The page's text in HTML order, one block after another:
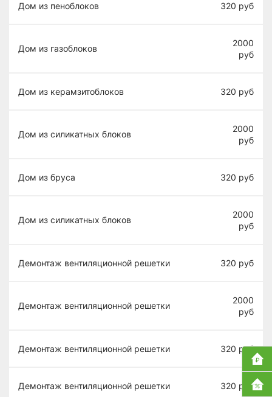
Дом из пеноблоков 320 руб
Дом из газоблоков
2000
руб
Дом из керамзитоблоков 320 руб
Дом из силикатных блоков
2000
руб
Дом из бруса 320 руб
Дом из силикатных блоков
2000
руб
Демонтаж вентиляционной решетки 320 руб
Демонтаж вентиляционной решетки
2000
руб
Демонтаж вентиляционной решетки 320 руб
Демонтаж вентиляционной решетки 320 руб